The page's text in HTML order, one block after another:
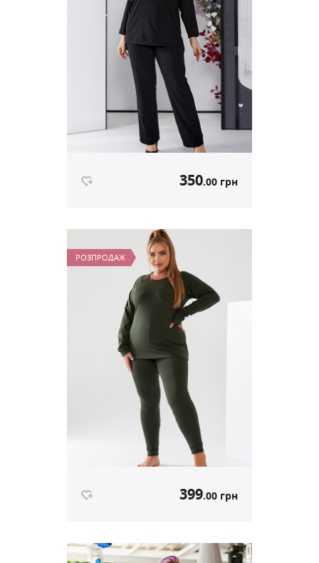
350.00 грн
Костюм мустанг рубчик чорний
артикул 604
Ціна 350
РОЗПРОДАЖ
399.00 грн
Жіноча тепла термобілизна хакі